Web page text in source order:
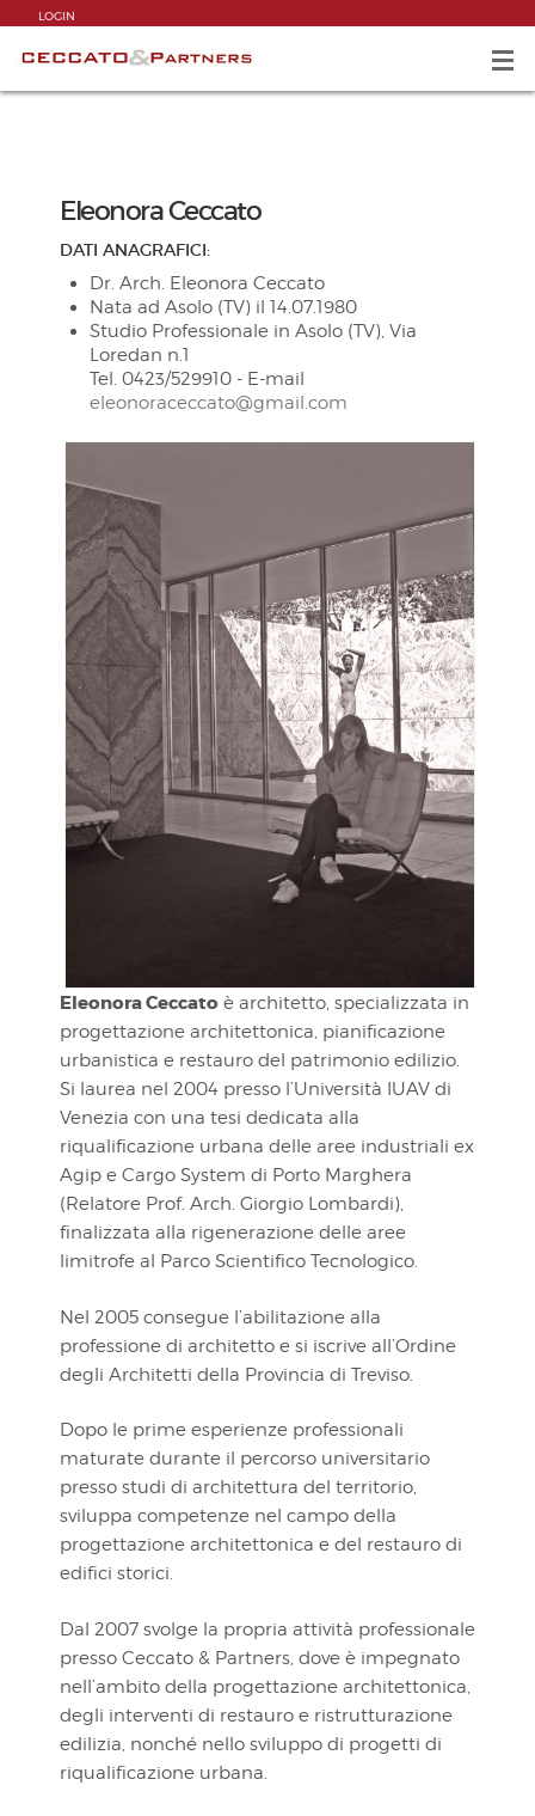
LOGIN
Eleonora Ceccato
DATI ANAGRAFICI:
Dr. Arch. Eleonora Ceccato
Nata ad Asolo (TV) il 14.07.1980
Studio Professionale in Asolo (TV), Via
Loredan n.1
Tel. 0423/529910 - E-mail
eleonoraceccato@gmail.com
Eleonora Ceccato è architetto, specializzata in
progettazione architettonica, pianificazione
urbanistica e restauro del patrimonio edilizio.
Si laurea nel 2004 presso l’Università IUAV di
Venezia con una tesi dedicata alla
riqualificazione urbana delle aree industriali ex
Agip e Cargo System di Porto Marghera
(Relatore Prof. Arch. Giorgio Lombardi),
finalizzata alla rigenerazione delle aree
limitrofe al Parco Scientifico Tecnologico.
Nel 2005 consegue l’abilitazione alla
professione di architetto e si iscrive all’Ordine
degli Architetti della Provincia di Treviso.
Dopo le prime esperienze professionali
maturate durante il percorso universitario
presso studi di architettura del territorio,
sviluppa competenze nel campo della
progettazione architettonica e del restauro di
edifici storici.
Dal 2007 svolge la propria attività professionale
presso Ceccato & Partners, dove è impegnato
nell’ambito della progettazione architettonica,
degli interventi di restauro e ristrutturazione
edilizia, nonché nello sviluppo di progetti di
riqualificazione urbana.